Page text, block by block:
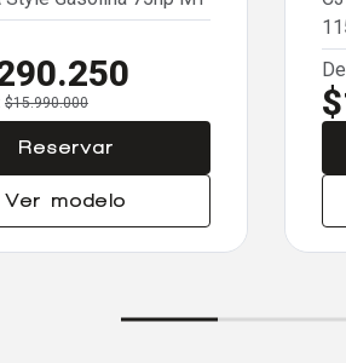
$15.990.000
Reservar
Ver modelo